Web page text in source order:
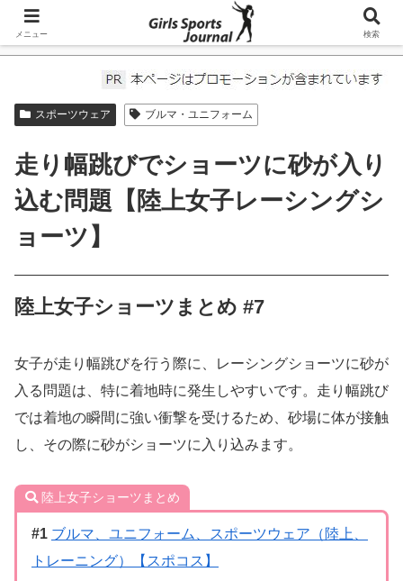
ホーム スポーツウェア
スポーツウェア ブルマ・ユニフォーム
走り幅跳びでショーツに砂が入り
込む問題【陸上女子レーシングシ
ョーツ】
陸上女子ショーツまとめ #7
女子が走り幅跳びを行う際に、レーシングショーツに砂が
入る問題は、特に着地時に発生しやすいです。走り幅跳び
では着地の瞬間に強い衝撃を受けるため、砂場に体が接触
し、その際に砂がショーツに入り込みます。
陸上女子ショーツまとめ
ブルマ、ユニフォーム、スポーツウェア（陸上、
トレーニング）【スポコス】
メニュー 検索